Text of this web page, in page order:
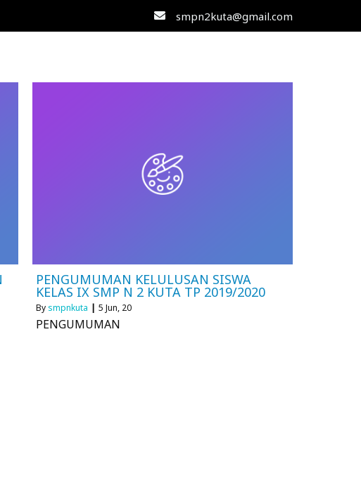
smpn2kuta@gmail.com
PENGUMUMAN KELULUSAN SISWA
KELAS IX SMP N 2 KUTA TP 2019/2020
By smpnkuta | 5 Jun, 20
PENGUMUMAN